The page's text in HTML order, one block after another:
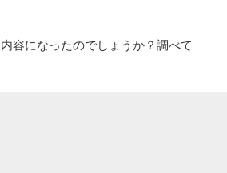
容になったのでしょうか？調べて